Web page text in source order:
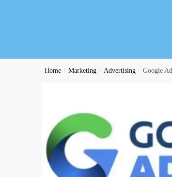
Home / Marketing / Advertising / Google